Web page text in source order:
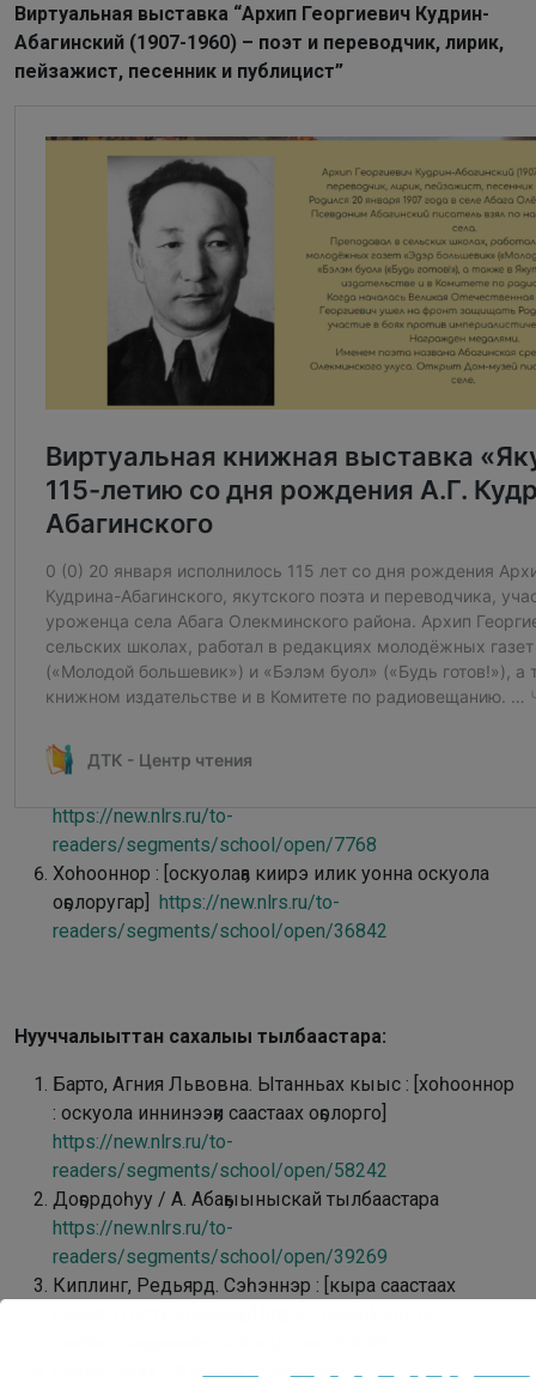
Виртуальная выставка “Архип Георгиевич Кудрин-
Абагинский (1907-1960) – поэт и переводчик, лирик,
пейзажист, песенник и публицист”
Оҕолорго айымньылара:
Ааҕар книга : бастааҥҥы школа 3-с классыгар
https://new.nlrs.ru/to-
Биһиги дьаасылабыт : [оскуолаҕа киириэн иннинээҕи
саастаахтарга хоһооннор]https://new.nlrs.ru/to-
readers/segments/school/open/7769
Төгүрүк сыл : [хоһооннор]https://new.nlrs.ru/to-
readers/segments/school/open/38488
readers/segments/school/open/39266
https://new.nlrs.ru/to-
readers/segments/school/open/7768
Хоһооннор : [оскуолаҕа киирэ илик уонна оскуола
оҕолоругар] https://new.nlrs.ru/to-
readers/segments/school/open/36842
Нууччалыыттан сахалыы тылбаастара:
Барто, Агния Львовна. Ытанньах кыыс : [хоһооннор
: оскуола иннинээҕи саастаах оҕолорго]
https://new.nlrs.ru/to-
readers/segments/school/open/58242
Доҕордоһуу / А. Абаҕыыныскай тылбаастара
https://new.nlrs.ru/to-
readers/segments/school/open/39269
Киплинг, Редьярд. Сэһэннэр : [кыра саастаах
Суундьукку / Корней Чуковскай